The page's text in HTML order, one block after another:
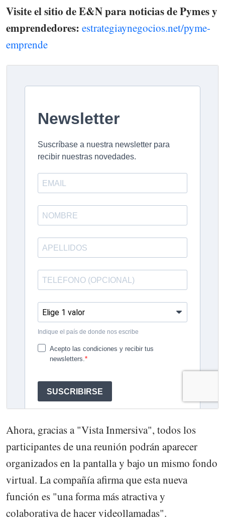
Visite el sitio de E&N para noticias de Pymes y
emprendedores: estrategiaynegocios.net/pyme-
emprende
Ahora, gracias a "Vista Inmersiva", todos los
participantes de una reunión podrán aparecer
organizados en la pantalla y bajo un mismo fondo
virtual. La compañía afirma que esta nueva
función es "una forma más atractiva y
colaborativa de hacer videollamadas".